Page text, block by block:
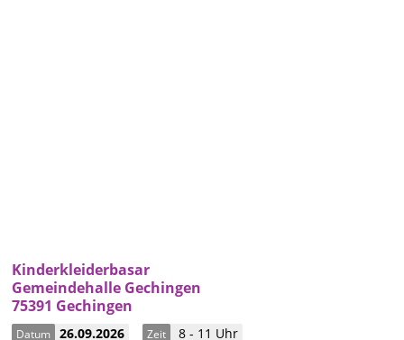
Kinderkleiderbasar
Gemeindehalle Gechingen
75391 Gechingen
Datum 26.09.2026 Zeit 8 - 11 Uhr